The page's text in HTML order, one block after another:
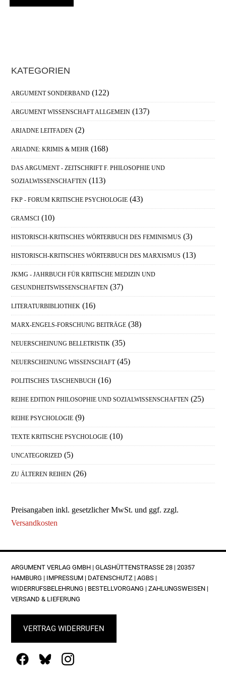
Haupt-
Sidebar
KATEGORIEN
ARGUMENT SONDERBAND (122)
ARGUMENT WISSENSCHAFT ALLGEMEIN (137)
ARIADNE LEITFADEN (2)
ARIADNE: KRIMIS & MEHR (168)
DAS ARGUMENT - ZEITSCHRIFT F. PHILOSOPHIE UND
SOZIALWISSENSCHAFTEN (113)
FKP - FORUM KRITISCHE PSYCHOLOGIE (43)
GRAMSCI (10)
HISTORISCH-KRITISCHES WÖRTERBUCH DES FEMINISMUS (3)
HISTORISCH-KRITISCHES WÖRTERBUCH DES MARXISMUS (13)
JKMG - JAHRBUCH FÜR KRITISCHE MEDIZIN UND
GESUNDHEITSWISSENSCHAFTEN (37)
LITERATURBIBLIOTHEK (16)
MARX-ENGELS-FORSCHUNG BEITRÄGE (38)
NEUERSCHEINUNG BELLETRISTIK (35)
NEUERSCHEINUNG WISSENSCHAFT (45)
POLITISCHES TASCHENBUCH (16)
REIHE EDITION PHILOSOPHIE UND SOZIALWISSENSCHAFTEN (25)
REIHE PSYCHOLOGIE (9)
TEXTE KRITISCHE PSYCHOLOGIE (10)
UNCATEGORIZED (5)
ZU ÄLTEREN REIHEN (26)
Preisangaben inkl. gesetzlicher MwSt. und ggf. zzgl.
Versandkosten
FOOTER
ARGUMENT VERLAG GMBH | GLASHÜTTENSTRASSE 28 | 20357 H
AMBURG | IMPRESSUM | DATENSCHUTZ |AGBS |
WIDERRUFSBELEHRUNG | BESTELLVORGANG |ZAHLUNGSWEISEN |
VERSAND & LIEFERUNG
VERTRAG WIDERRUFEN